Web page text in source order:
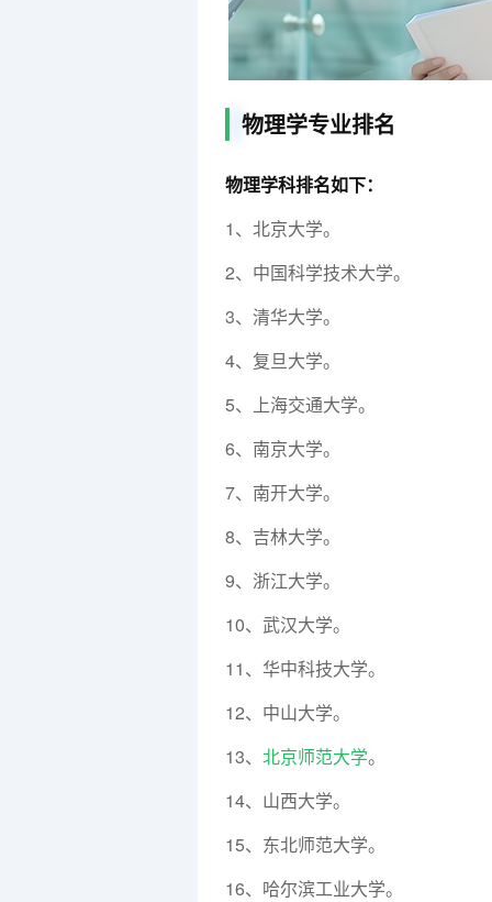
物理学专业排名
物理学科排名如下：
1、北京大学。
2、中国科学技术大学。
3、清华大学。
4、复旦大学。
5、上海交通大学。
6、南京大学。
7、南开大学。
8、吉林大学。
9、浙江大学。
10、武汉大学。
11、华中科技大学。
12、中山大学。
13、 北京师范大学。
14、山西大学。
15、东北师范大学。
16、哈尔滨工业大学。